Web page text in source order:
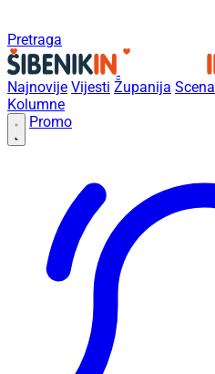
Pretraga
Najnovije Vijesti Županija Scena
Kolumne
Promo